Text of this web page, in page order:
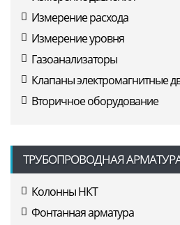
Измерение расхода
Измерение уровня
Газоанализаторы
Клапаны электромагнитные
Вторичное оборудование
ТРУБОПРОВОДНАЯ
Колонны НКТ
Фонтанная арматура